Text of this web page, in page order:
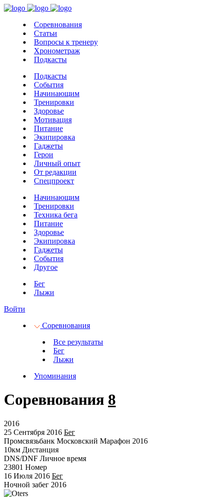
Соревнования
Статьи
Вопросы к тренеру
Хронометраж
Подкасты
Подкасты
События
Начинающим
Тренировки
Здоровье
Мотивация
Питание
Экипировка
Гаджеты
Герои
Личный опыт
От редакции
Спецпроект
Начинающим
Тренировки
Техника бега
Питание
Здоровье
Экипировка
Гаджеты
События
Другое
Бег
Лыжи
Войти
Соревнования
Все результаты
Бег
Лыжи
Упоминания
Соревнования 8
2016
25 Сентября 2016 Бег
Промсвязьбанк Московский Марафон 2016
10км Дистанция
DNS/DNF Личное время
23801 Номер
16 Июля 2016 Бег
Ночной забег 2016